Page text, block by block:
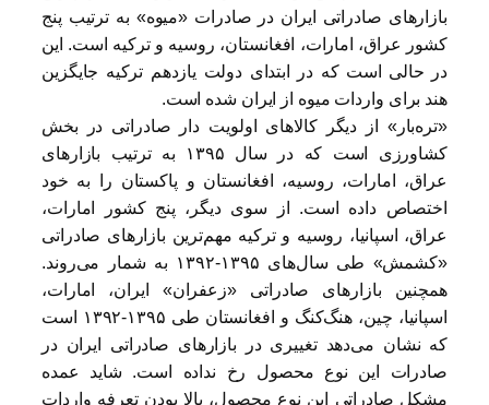
بازارهای صادراتی ایران در صادرات «میوه» به ترتیب پنج
کشور عراق، امارات، افغانستان، روسیه و ترکیه است. این
در حالی است که در ابتدای دولت یازدهم ترکیه جایگزین
هند برای واردات میوه از ایران شده است.
«تره‌بار» از دیگر کالاهای اولویت دار صادراتی در بخش
کشاورزی است که در سال ۱۳۹۵ به ترتیب بازارهای
عراق، امارات، روسیه، افغانستان و پاکستان را به خود
اختصاص داده است. از سوی دیگر، پنج کشور امارات،
عراق، اسپانیا، روسیه و ترکیه مهم‌ترین بازارهای صادراتی
«کشمش» طی سال‌های ۱۳۹۵-۱۳۹۲ به شمار می‌روند.
همچنین بازارهای صادراتی «زعفران» ایران، امارات،
اسپانیا، چین، هنگ‌کنگ و افغانستان طی ۱۳۹۵-۱۳۹۲ است
که نشان می‌دهد تغییری در بازارهای صادراتی ایران در
صادرات این نوع محصول رخ نداده است. شاید عمده
مشکل صادراتی این نوع محصول، بالا بودن تعرفه واردات